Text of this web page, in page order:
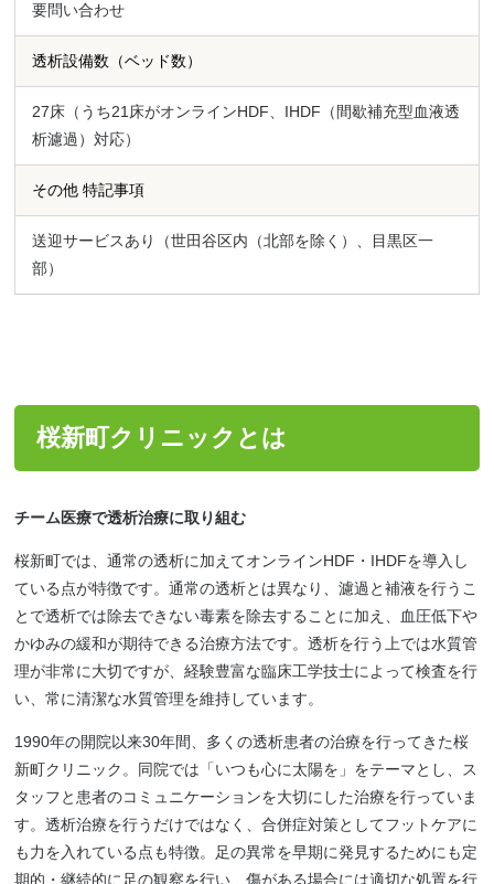
要問い合わせ
透析設備数（ベッド数）
27床（うち21床がオンラインHDF、IHDF（間歇補充型血液透
析濾過）対応）
その他 特記事項
送迎サービスあり（世田谷区内（北部を除く）、目黒区一
部）
桜新町クリニックとは
チーム医療で透析治療に取り組む
桜新町では、通常の透析に加えてオンラインHDF・IHDFを導入し
ている点が特徴です。通常の透析とは異なり、濾過と補液を行うこ
とで透析では除去できない毒素を除去することに加え、血圧低下や
かゆみの緩和が期待できる治療方法です。透析を行う上では水質管
理が非常に大切ですが、経験豊富な臨床工学技士によって検査を行
い、常に清潔な水質管理を維持しています。
1990年の開院以来30年間、多くの透析患者の治療を行ってきた桜
新町クリニック。同院では「いつも心に太陽を」をテーマとし、ス
タッフと患者のコミュニケーションを大切にした治療を行っていま
す。透析治療を行うだけではなく、合併症対策としてフットケアに
も力を入れている点も特徴。足の異常を早期に発見するためにも定
期的・継続的に足の観察を行い、傷がある場合には適切な処置を行